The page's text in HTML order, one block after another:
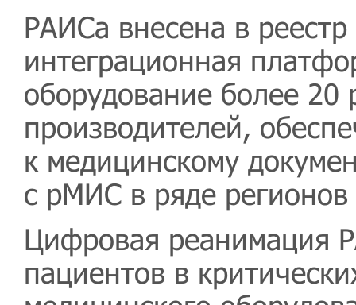
РАИСа внесена в
интеграционная
оборудование более 20
производителей,
к медицинскому
с рМИС в ряде
Цифровая реанимация
пациентов в